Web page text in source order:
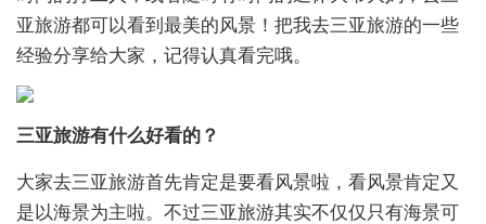
亚旅游都可以看到最美的风景！把我去三亚旅游的一些
经验分享给大家，记得认真看完哦。
三亚旅游有什么好看的？
大家去三亚旅游首先肯定是要看风景啦，看风景肯定又
是以海景为主啦。不过三亚旅游其实不仅仅只有海景可